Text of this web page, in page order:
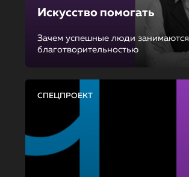
Искусство помогать
Зачем успешные люди занимаются
благотворительностью
СПЕЦПРОЕКТ